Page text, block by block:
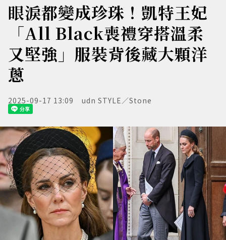
眼淚都變成珍珠！凱特王妃
「All Black喪禮穿搭溫柔
又堅強」服裝背後藏大顆洋
蔥
2025-09-17 13:09 udn STYLE／Stone